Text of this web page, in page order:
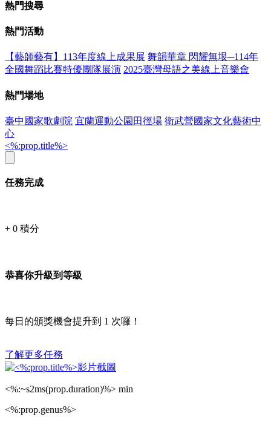
熱門搜尋
熱門活動
【藝師藝有】113年度線上成果展 舞韻華章 閃耀無垠─114年
全國舞蹈比賽特優團隊展演 2025臺灣母語之美線上音樂會
熱門場地
臺中國家歌劇院 宜蘭運動公園田徑場 衛武營國家文化藝術中
心
<%:prop.title%>
任務完成
+ 0 積分
恭喜你升級到等級
每日的頒獎機會提升到 1 次囉！
了解更多任務
<%:~s2ms(prop.duration)%> min
<%:prop.genus%>